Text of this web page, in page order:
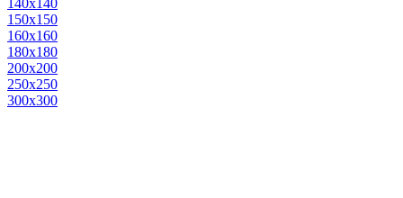
140х140
150х150
160х160
180х180
200х200
250х250
300х300